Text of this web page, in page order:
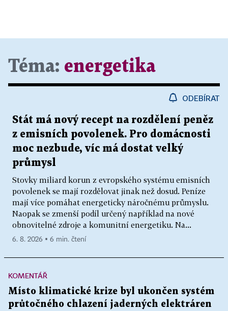
Téma: energetika
ODEBÍRAT
Stát má nový recept na rozdělení peněz
z emisních povolenek. Pro domácnosti
moc nezbude, víc má dostat velký
průmysl
Stovky miliard korun z evropského systému emisních
povolenek se mají rozdělovat jinak než dosud. Peníze
mají více pomáhat energeticky náročnému průmyslu.
Naopak se zmenší podíl určený například na nové
obnovitelné zdroje a komunitní energetiku. Na...
6. 8. 2026 ▪ 6 min. čtení
KOMENTÁŘ
Místo klimatické krize byl ukončen systém
průtočného chlazení jaderných elektráren